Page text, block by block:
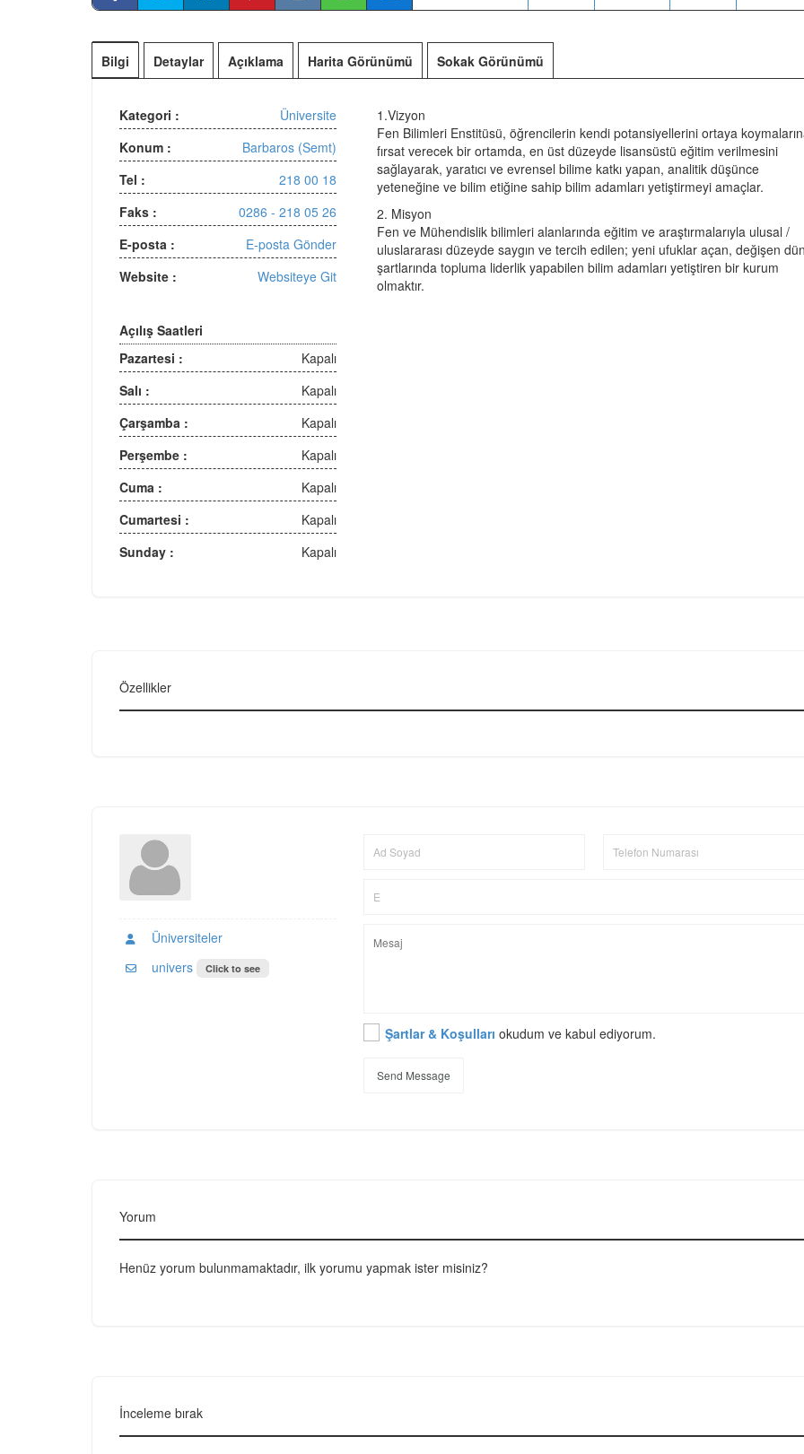
Bilgi Detaylar Açıklama Harita Görünümü Sokak Görünümü
Kategori :
Üniversite
Konum :
Barbaros (Semt)
Tel :
218 00 18
Faks :
0286 - 218 05 26
E-posta :
E-posta Gönder
Website :
Websiteye Git
Açılış Saatleri
Pazartesi :
Kapalı
Salı :
Kapalı
Çarşamba :
Kapalı
Perşembe :
Kapalı
Cuma :
Kapalı
Cumartesi :
Kapalı
Sunday :
Kapalı
1.Vizyon
Fen Bilimleri Enstitüsü, öğrencilerin kendi potansiyellerini ortaya
fırsat verecek bir ortamda, en üst düzeyde lisansüstü eğitim verilmesini
sağlayarak, yaratıcı ve evrensel bilime katkı yapan, analitik düşünce
yeteneğine ve bilim etiğine sahip bilim adamları yetiştirmeyi amaçlar.
2. Misyon
Fen ve Mühendislik bilimleri alanlarında eğitim ve araştırmalarıyla ulusal /
uluslararası düzeyde saygın ve tercih edilen; yeni ufuklar açan, değişen
şartlarında topluma liderlik yapabilen bilim adamları yetiştiren bir kurum
olmaktır.
Özellikler
Üniversiteler
univers
Click to see
Şartlar & Koşulları okudum ve kabul ediyorum.
Send Message
Yorum
Henüz yorum bulunmamaktadır, ilk yorumu yapmak ister misiniz?
İnceleme bırak